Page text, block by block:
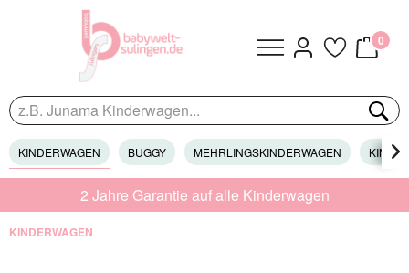
0
KINDERWAGEN BUGGY MEHRLINGSKINDERWAGEN 
2 Jahre Garantie auf alle Kinderwagen
KINDERWAGEN